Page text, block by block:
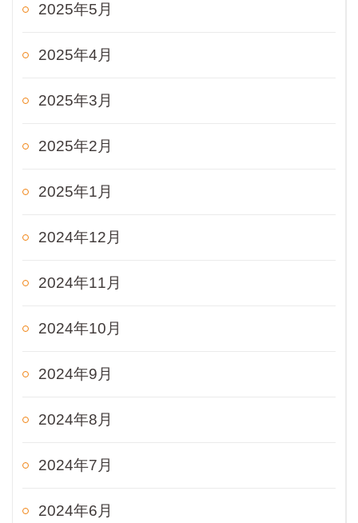
2025年5月
2025年4月
2025年3月
2025年2月
2025年1月
2024年12月
2024年11月
2024年10月
2024年9月
2024年8月
2024年7月
2024年6月